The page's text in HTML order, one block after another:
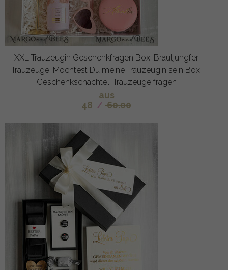
XXL Trauzeugin Geschenkfragen Box, Brautjungfer
Trauzeuge, Möchtest Du meine Trauzeugin sein Box,
Geschenkschachtel, Trauzeuge fragen
aus
48 / 60.00